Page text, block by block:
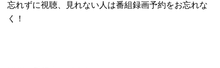
忘れずに視聴、見れない人は番組録画予約をお忘れな
く！